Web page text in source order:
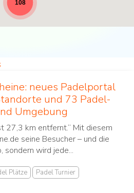
108
neues Padelportal
und 73 Padel-
Umgebung
27,3 km entfernt.“ Mit diesem
seine Besucher – und die
sondern wird jede...
Plätze
Padel Turnier